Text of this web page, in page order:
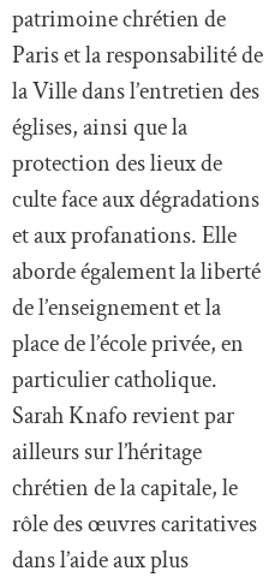
patrimoine chrétien de
Paris et la responsabilité de
la Ville dans l’entretien des
églises, ainsi que la
protection des lieux de
culte face aux dégradations
et aux profanations. Elle
aborde également la liberté
de l’enseignement et la
place de l’école privée, en
particulier catholique.
Sarah Knafo revient par
ailleurs sur l’héritage
chrétien de la capitale, le
rôle des œuvres caritatives
dans l’aide aux plus